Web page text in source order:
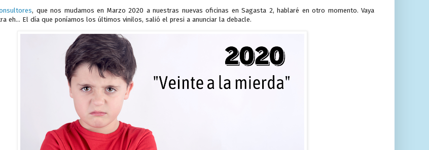
, que nos mudamos en Marzo 2020 a nuestras nuevas oficinas en Sagasta 2, hablaré en otro momento. Vaya
eh... El día que poníamos los últimos vinilos, salió el presi a anunciar la debacle.